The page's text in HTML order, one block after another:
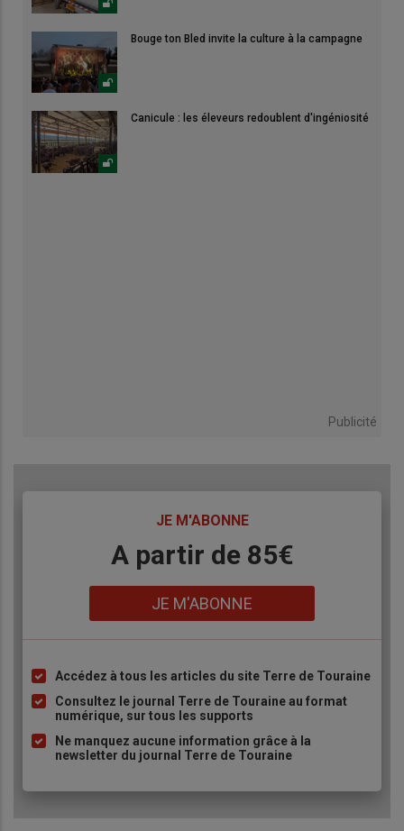
Bouge ton Bled invite la culture à la campagne
Canicule : les éleveurs redoublent d'ingéniosité
Publicité
JE M'ABONNE
A partir de 85€
JE M'ABONNE
Liste
à
puce
Accédez à tous les articles du site Terre de Touraine
Consultez le journal Terre de Touraine au format
numérique, sur tous les supports
Ne manquez aucune information grâce à la
newsletter du journal Terre de Touraine